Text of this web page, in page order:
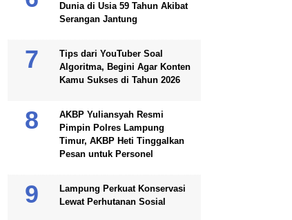
Dunia di Usia 59 Tahun Akibat
Serangan Jantung
Tips dari YouTuber Soal
Algoritma, Begini Agar Konten
Kamu Sukses di Tahun 2026
AKBP Yuliansyah Resmi
Pimpin Polres Lampung
Timur, AKBP Heti Tinggalkan
Pesan untuk Personel
Lampung Perkuat Konservasi
Lewat Perhutanan Sosial